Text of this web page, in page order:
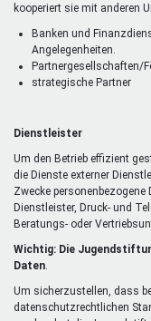
kooperiert sie mit anderen
Banken und
Angelegenheiten.
Partnergesellschaften/
strategische Partner
Dienstleister
Um den Betrieb effizient
die Dienste externer
Zwecke
Dienstleister, Druck- und
Beratungs- oder
Wichtig: Die
Daten
Um sicherzustellen, dass
datenschutzrechtlichen